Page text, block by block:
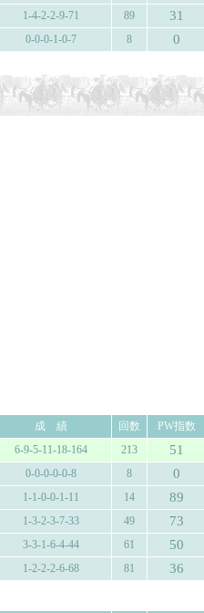
1-4-2-2-9-71 89 31
0-0-0-1-0-7 8 0
成 績 回数
PW指数
6-9-5-11-18-164 213 51
0-0-0-0-0-8 8 0
1-1-0-0-1-11 14 89
1-3-2-3-7-33 49 73
3-3-1-6-4-44 61 50
1-2-2-2-6-68 81 36